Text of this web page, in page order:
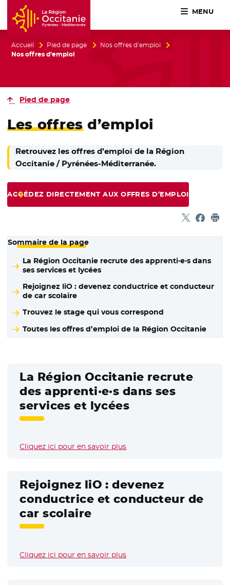
Accueil Région Occitanie / Pyrénées-Méditerranée
MENU
Accueil Pied de page
Nos offres d’emploi
Nos offres d’emploi
Pied de page
Les offresd’emploi
Retrouvez les offres d’emploi de la Région
Occitanie / Pyrénées-Méditerranée.
ACCÉDEZ DIRECTEMENT AUX OFFRES D’EMPLOI
Partager
- Nouvelle
-
Sommaire de la page
La Région Occitanie recrute des apprenti·e·s dans
ses services et lycées
Rejoignez liO : devenez conductrice et conducteur
de car scolaire
Trouvez le stage qui vous correspond
Toutes les offres d’emploi de la Région Occitanie
La Région Occitanie recrute
des apprenti·e·s dans ses
services et lycées
Cliquez ici pour en savoir plus
Rejoignez liO : devenez
conductrice et conducteur de
car scolaire
Cliquez ici pour en savoir plus